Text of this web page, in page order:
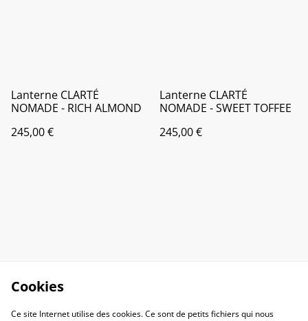
Lanterne CLARTÉ
NOMADE - RICH ALMOND
245,00 €
Lanterne CLARTÉ
NOMADE - SWEET TOFFEE
245,00 €
Cookies
Ce site Internet utilise des cookies. Ce sont de petits fichiers qui nous